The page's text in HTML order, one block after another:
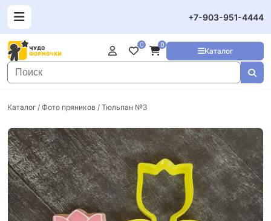
+7-903-951-4444
Каталог
0 0
Каталог / Фото пряников / Тюльпан №3